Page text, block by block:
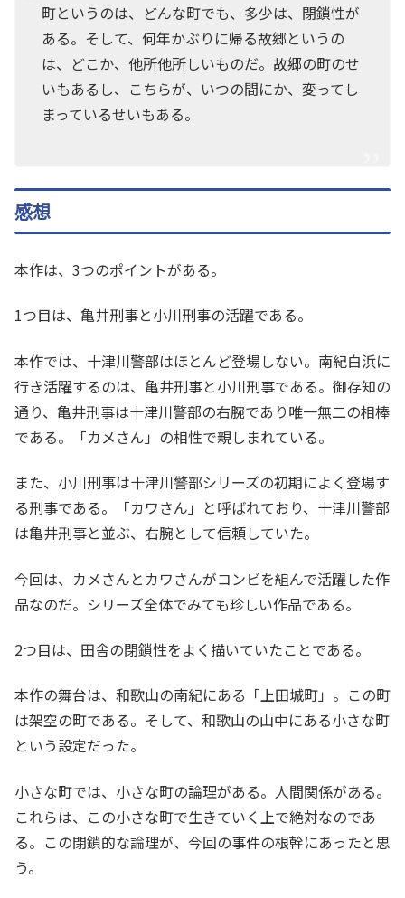
町というのは、どんな町でも、多少は、閉鎖性が
ある。そして、何年かぶりに帰る故郷というの
は、どこか、他所他所しいものだ。故郷の町のせ
いもあるし、こちらが、いつの間にか、変ってし
まっているせいもある。
感想
本作は、3つのポイントがある。
1つ目は、亀井刑事と小川刑事の活躍である。
本作では、十津川警部はほとんど登場しない。南紀白浜に
行き活躍するのは、亀井刑事と小川刑事である。御存知の
通り、亀井刑事は十津川警部の右腕であり唯一無二の相棒
である。「カメさん」の相性で親しまれている。
また、小川刑事は十津川警部シリーズの初期によく登場す
る刑事である。「カワさん」と呼ばれており、十津川警部
は亀井刑事と並ぶ、右腕として信頼していた。
今回は、カメさんとカワさんがコンビを組んで活躍した作
品なのだ。シリーズ全体でみても珍しい作品である。
2つ目は、田舎の閉鎖性をよく描いていたことである。
本作の舞台は、和歌山の南紀にある「上田城町」。この町
は架空の町である。そして、和歌山の山中にある小さな町
という設定だった。
小さな町では、小さな町の論理がある。人間関係がある。
これらは、この小さな町で生きていく上で絶対なのであ
る。この閉鎖的な論理が、今回の事件の根幹にあったと思
う。